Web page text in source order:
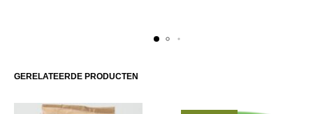
GERELATEERDE PRODUCTEN